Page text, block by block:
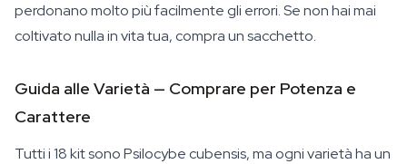
perdonano molto più facilmente gli errori. Se non hai mai
coltivato nulla in vita tua, compra un sacchetto.
Guida alle Varietà — Comprare per Potenza e
Carattere
Tutti i 18 kit sono Psilocybe cubensis, ma ogni varietà ha un